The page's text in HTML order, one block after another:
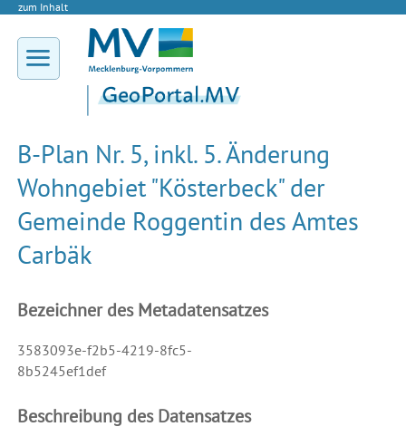
zum Inhalt
B-Plan Nr. 5, inkl. 5. Änderung
Wohngebiet "Kösterbeck" der
Gemeinde Roggentin des Amtes
Carbäk
Bezeichner des Metadatensatzes
3583093e-f2b5-4219-8fc5-
8b5245ef1def
Beschreibung des Datensatzes